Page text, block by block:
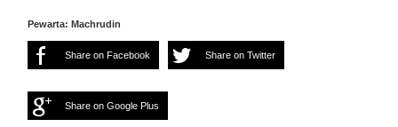
Pewarta: Machrudin
Share on Facebook Share on Twitter
Share on Google Plus